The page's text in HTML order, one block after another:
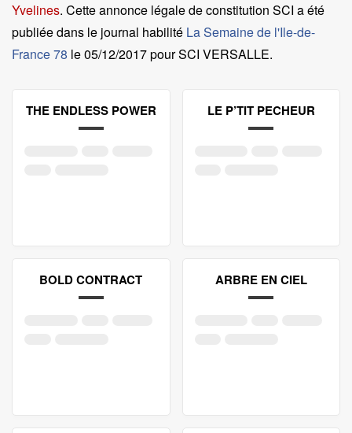
Yvelines. Cette annonce légale de constitution SCI a été
publiée dans le journal habilité La Semaine de l'Ile-de-
France 78 le05/12/2017 pour SCI VERSALLE.
THE ENDLESS POWER LE P’TIT PECHEUR
BOLD CONTRACT ARBRE EN CIEL